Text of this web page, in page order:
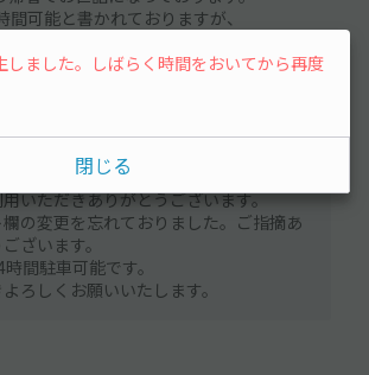
間可能と書かれておりますが、
この時間内のみで、夜間駐車は難しいとい
んの回答
いただきありがとうございます。
欄の変更を忘れておりました。ご指摘あ
ざいます。
間駐車可能です。
ろしくお願いいたします。
しました。しばらく時間をおいてから再度
閉じる